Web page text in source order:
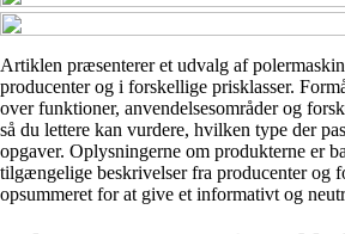
Artiklen præsenterer et udvalg af
producenter og i forskellige prisklasser.
over funktioner, anvendelsesområder og
så du lettere kan vurdere, hvilken type der
opgaver. Oplysningerne om produkterne er
tilgængelige beskrivelser fra producenter og
opsummeret for at give et informativt og